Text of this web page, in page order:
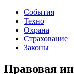
События
Техно
Охрана
Страхование
Законы
Правовая